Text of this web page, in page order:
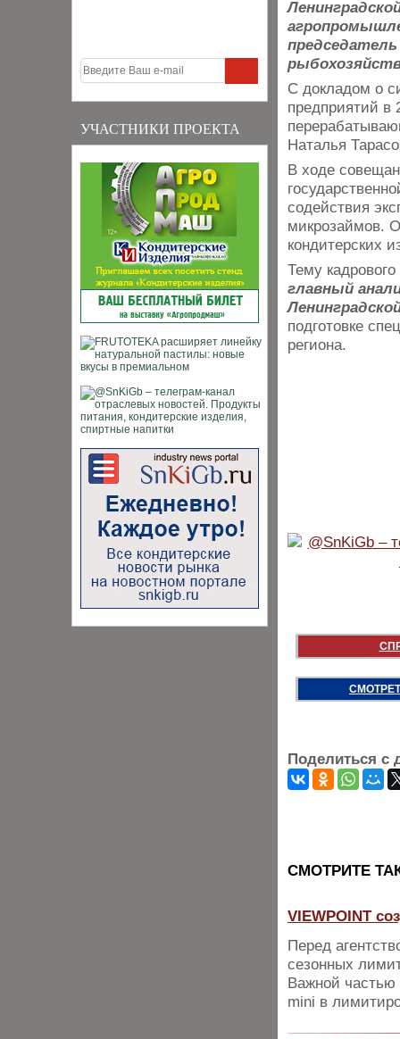
УЧАСТНИКИ ПРОЕКТА
С докладом о
предприятий в
Наталья
В ходе
содействия
микрозаймов.
кондитерских
Тему
главный
подготовке
региона.
Поделиться с
CМОТРИТЕ
VIEWPOINT
Перед
сезонных
Важной частью
mini в